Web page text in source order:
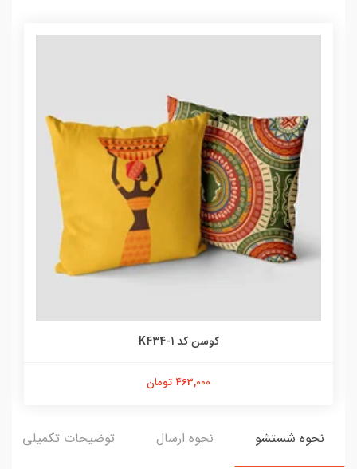
کوسن کد K434-1
463,000 تومان
نحوه شستشو نحوه ارسال توضیحات تکمیلی